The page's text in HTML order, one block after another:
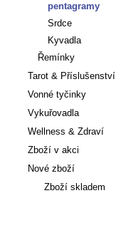
pentagramy
Srdce
Kyvadla
Řemínky
Tarot & Příslušenství
Vonné tyčinky
Vykuřovadla
Wellness & Zdraví
Zboží v akci
Nové zboží
Zboží skladem